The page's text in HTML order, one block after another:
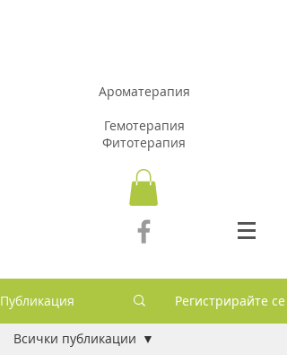
Ароматерапия
Гемотерапия
Фитотерапия
Публикация Регистрирайте се
Всички публикации